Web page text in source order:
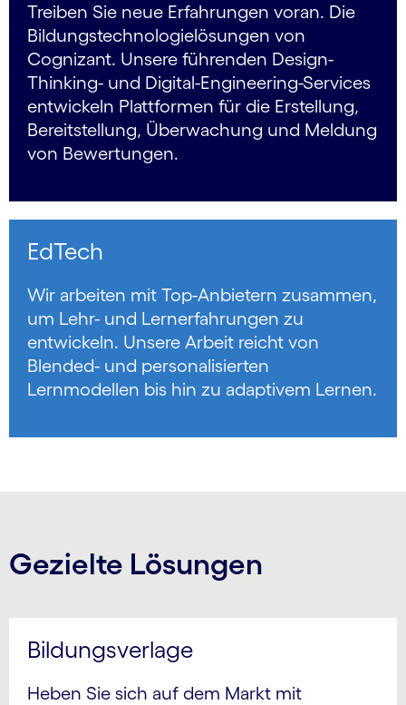
Treiben Sie neue Erfahrungen voran. Die
Bildungstechnologielösungen von
Cognizant. Unsere führenden Design-
Thinking- und Digital-Engineering-Services
entwickeln Plattformen für die Erstellung,
Bereitstellung, Überwachung und Meldung
von Bewertungen.
EdTech
Wir arbeiten mit Top-Anbietern zusammen,
um Lehr- und Lernerfahrungen zu
entwickeln. Unsere Arbeit reicht von
Blended- und personalisierten
Lernmodellen bis hin zu adaptivem Lernen.
Gezielte Lösungen
Bildungsverlage
Heben Sie sich auf dem Markt mit